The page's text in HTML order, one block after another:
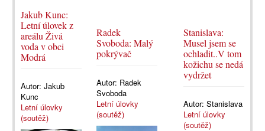
Jakub Kunc:
Letní úlovek z
areálu Živá
voda v obci
Modrá
Autor: Jakub
Kunc
Letní úlovky
(soutěž)
Radek
Svoboda: Malý
pokrývač
Autor: Radek
Svoboda
Letní úlovky
(soutěž)
Stanislava:
Musel jsem se
ochladit..V tom
kožichu se nedá
vydržet
Autor:Stanislava
Letní úlovky
(soutěž)